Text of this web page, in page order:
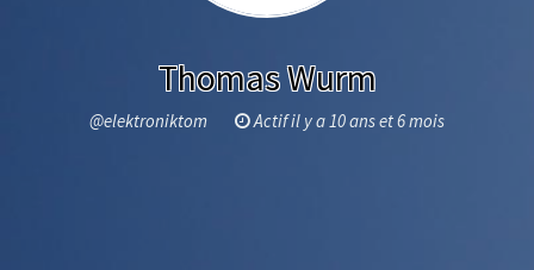
Thomas Wurm
@elektroniktom Actif il y a 10 ans et 6 mois